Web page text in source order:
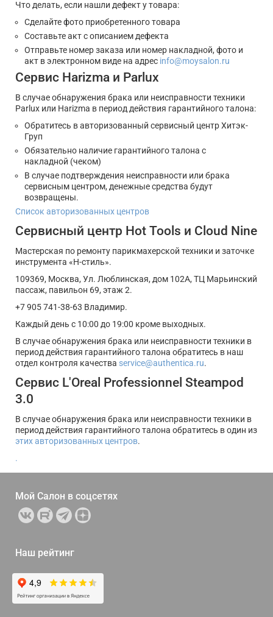
Что делать, если нашли дефект у товара:
Сделайте фото приобретенного товара
Составьте акт с описанием дефекта
Отправьте номер заказа или номер накладной, фото и
акт в электронном виде на адрес info@moysalon.ru
Сервис Harizma и Parlux
В случае обнаружения брака или неисправности техники
Parlux или Harizma в период действия гарантийного талона:
Обратитесь в авторизованный сервисный центр Хитэк-
Груп
Обязательно наличие гарантийного талона с
накладной (чеком)
В случае подтверждения неисправности или брака
сервисным центром, денежные средства будут
возвращены.
Список авторизованных центров
Сервисный центр Hot Tools и Cloud Nine
Мастерская по ремонту парикмахерской техники и заточке
инструмента «Н-стиль».
109369, Москва, Ул. Люблинская, дом 102А, ТЦ Марьинский
пассаж, павильон 69, этаж 2.
+7 905 741-38-63 Владимир.
Каждый день с 10:00 до 19:00 кроме выходных.
В случае обнаружения брака или неисправности техники в
период действия гарантийного талона обратитесь в наш
отдел контроля качества service@authentica.ru.
Сервис L'Oreal Professionnel Steampod
3.0
В случае обнаружения брака или неисправности техники в
период действия гарантийного талона обратитесь в один из
этих авторизованных центров.
.
Мой Салон в соцсетях
Наш рейтинг